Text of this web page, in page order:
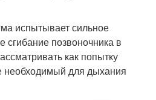
испытывает сильное
сгибание позвоночника в
как попытку
необходимый для дыхания